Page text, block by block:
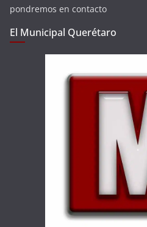
pondremos en contacto
El Municipal Querétaro